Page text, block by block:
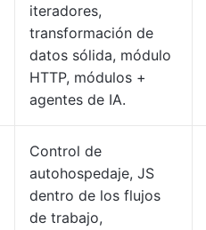
iteradores,
transformación de
datos sólida, módulo
HTTP, módulos +
agentes de IA.
Control de
autohospedaje, JS
dentro de los flujos
de trabajo,